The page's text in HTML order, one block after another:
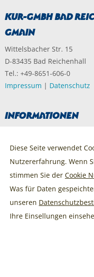
Diese Seite verwendet
Nutzererfahrung. Wenn
stimmen Sie der Cookie
Was für Daten
unseren
Ihre Einsellungen
Kur-GmbH Bad
Gmain
Wittelsbacher Str. 15
D-83435 Bad Reichenhall
Tel.: +49-8651-606-0
Impressum | Datenschutz
Informationen
Veranstaltungen
Abonnements
Gutscheine
FAQ / Hilfe
Newsletter
Angezeigte Preise inklusive